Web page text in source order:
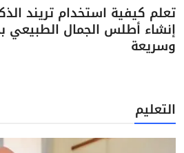
تعلم كيفية استخدام تريند
إنشاء أطلس الجمال
وسريعة
التعليم